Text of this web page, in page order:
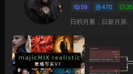
59 470 35
日积月累，日新月异。